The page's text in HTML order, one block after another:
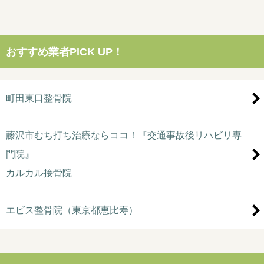
おすすめ業者PICK UP！
町田東口整骨院
藤沢市むち打ち治療ならココ！『交通事故後リハビリ専
門院』
カルカル接骨院
エビス整骨院（東京都恵比寿）